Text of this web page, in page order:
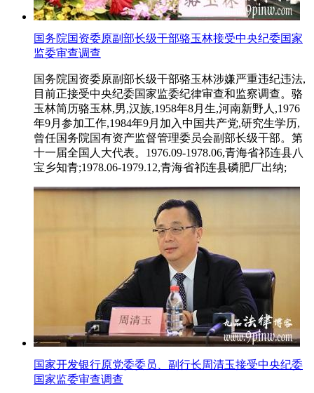
国务院国资委原副部长级干部骆玉林接受中央纪委国家
监委审查调查
国务院国资委原副部长级干部骆玉林涉嫌严重违纪违法,
目前正接受中央纪委国家监委纪律审查和监察调查。骆
玉林简历骆玉林,男,汉族,1958年8月生,河南新野人,1976
年9月参加工作,1984年9月加入中国共产党,研究生学历,
曾任国务院国有资产监督管理委员会副部长级干部。第
十一届全国人大代表。1976.09-1978.06,青海省祁连县八
宝乡知青;1978.06-1979.12,青海省祁连县磷肥厂出纳;
国家开发银行原党委委员、副行长周清玉接受中央纪委
国家监委审查调查